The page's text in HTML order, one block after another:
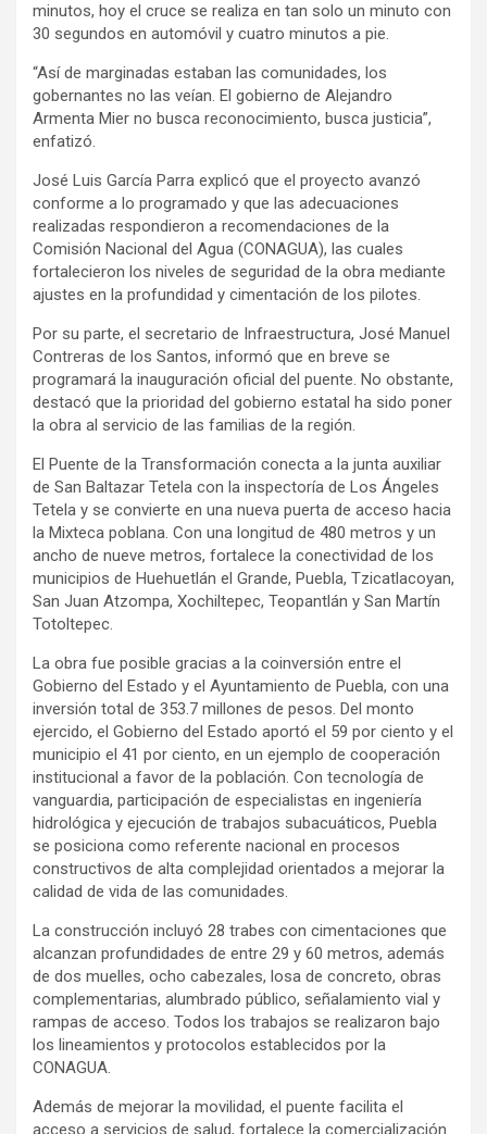
minutos, hoy el cruce se realiza en tan solo un minuto con
30 segundos en automóvil y cuatro minutos a pie.
“Así de marginadas estaban las comunidades, los
gobernantes no las veían. El gobierno de Alejandro
Armenta Mier no busca reconocimiento, busca justicia”,
enfatizó.
José Luis García Parra explicó que el proyecto avanzó
conforme a lo programado y que las adecuaciones
realizadas respondieron a recomendaciones de la
Comisión Nacional del Agua (CONAGUA), las cuales
fortalecieron los niveles de seguridad de la obra mediante
ajustes en la profundidad y cimentación de los pilotes.
Por su parte, el secretario de Infraestructura, José Manuel
Contreras de los Santos, informó que en breve se
programará la inauguración oficial del puente. No obstante,
destacó que la prioridad del gobierno estatal ha sido poner
la obra al servicio de las familias de la región.
El Puente de la Transformación conecta a la junta auxiliar
de San Baltazar Tetela con la inspectoría de Los Ángeles
Tetela y se convierte en una nueva puerta de acceso hacia
la Mixteca poblana. Con una longitud de 480 metros y un
ancho de nueve metros, fortalece la conectividad de los
municipios de Huehuetlán el Grande, Puebla, Tzicatlacoyan,
San Juan Atzompa, Xochiltepec, Teopantlán y San Martín
Totoltepec.
La obra fue posible gracias a la coinversión entre el
Gobierno del Estado y el Ayuntamiento de Puebla, con una
inversión total de 353.7 millones de pesos. Del monto
ejercido, el Gobierno del Estado aportó el 59 por ciento y el
municipio el 41 por ciento, en un ejemplo de cooperación
institucional a favor de la población. Con tecnología de
vanguardia, participación de especialistas en ingeniería
hidrológica y ejecución de trabajos subacuáticos, Puebla
se posiciona como referente nacional en procesos
constructivos de alta complejidad orientados a mejorar la
calidad de vida de las comunidades.
La construcción incluyó 28 trabes con cimentaciones que
alcanzan profundidades de entre 29 y 60 metros, además
de dos muelles, ocho cabezales, losa de concreto, obras
complementarias, alumbrado público, señalamiento vial y
rampas de acceso. Todos los trabajos se realizaron bajo
los lineamientos y protocolos establecidos por la
CONAGUA.
Además de mejorar la movilidad, el puente facilita el
acceso a servicios de salud, fortalece la comercialización